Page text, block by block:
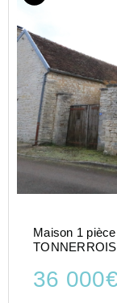
Maison 1
36 000€